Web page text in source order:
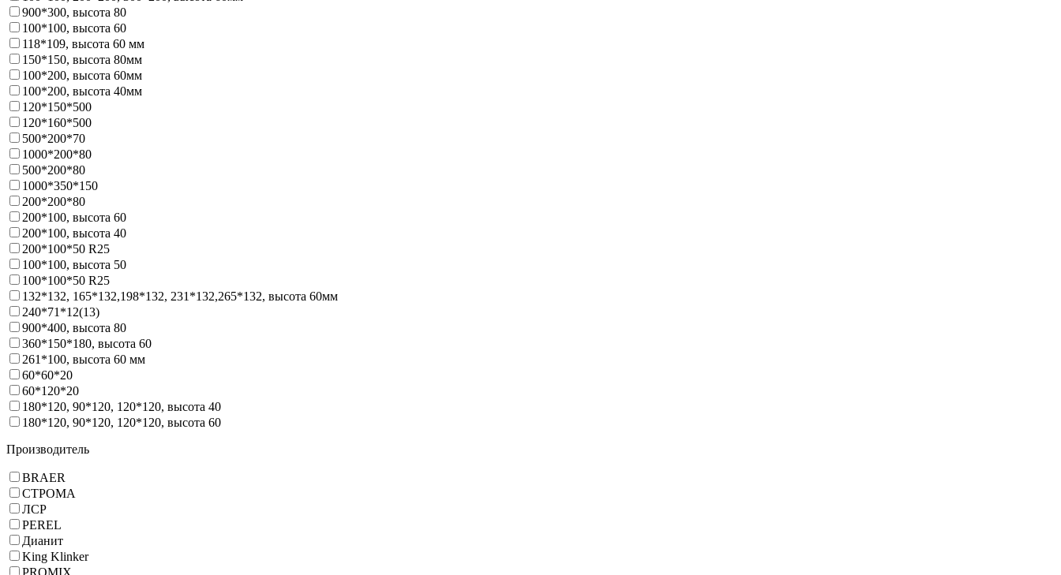
900*300, высота 80
100*100, высота 60
118*109, высота 60 мм
150*150, высота 80мм
100*200, высота 60мм
100*200, высота 40мм
120*150*500
120*160*500
500*200*70
1000*200*80
500*200*80
1000*350*150
200*200*80
200*100, высота 60
200*100, высота 40
200*100*50 R25
100*100, высота 50
100*100*50 R25
132*132, 165*132,198*132, 231*132,265*132, высота 60мм
240*71*12(13)
900*400, высота 80
360*150*180, высота 60
261*100, высота 60 мм
60*60*20
60*120*20
180*120, 90*120, 120*120, высота 40
180*120, 90*120, 120*120, высота 60
Производитель
BRAER
СТРОМА
ЛСР
PEREL
Дианит
King Klinker
PROMIX